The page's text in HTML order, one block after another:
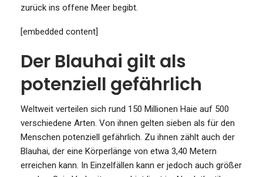
zurück ins offene Meer begibt.
[embedded content]
Der Blauhai gilt als
potenziell gefährlich
Weltweit verteilen sich rund 150 Millionen Haie auf 500
verschiedene Arten. Von ihnen gelten sieben als für den
Menschen potenziell gefährlich. Zu ihnen zählt auch der
Blauhai, der eine Körperlänge von etwa 3,40 Metern
erreichen kann. In Einzelfällen kann er jedoch auch größer